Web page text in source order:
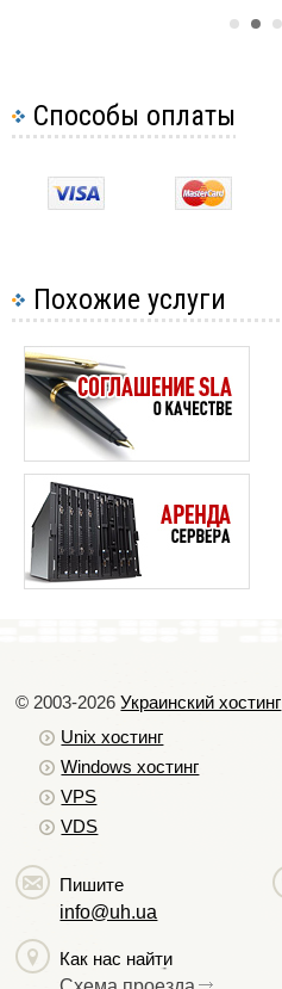
Способы оплаты
Похожие услуги
© 2003-2026Украинский хостинг
Unix хостинг
Windows хостинг
VPS
VDS
Пишите
info@uh.ua
Как нас найти